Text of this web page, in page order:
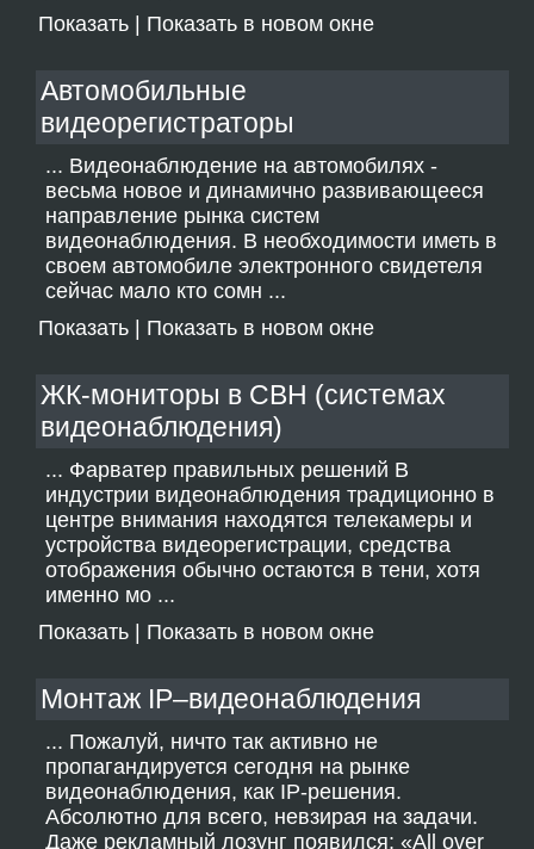
Показать
Показать в новом окне
Автомобильные
видеорегистраторы
... Видеонаблюдение на автомобилях -
весьма новое и динамично развивающееся
направление рынка систем
видеонаблюдения. В необходимости иметь в
своем автомобиле электронного свидетеля
сейчас мало кто сомн ...
Показать
Показать в новом окне
ЖК-мониторы в СВН (системах
видеонаблюдения)
... Фарватер правильных решений В
индустрии видеонаблюдения традиционно в
центре внимания находятся телекамеры и
устройства видеорегистрации, средства
отображения обычно остаются в тени, хотя
именно мо ...
Показать
Показать в новом окне
Монтаж IP–видеонаблюдения
... Пожалуй, ничто так активно не
пропагандируется сегодня на рынке
видеонаблюдения, как IP-решения.
Абсолютно для всего, невзирая на задачи.
Даже рекламный лозунг появился: «All over